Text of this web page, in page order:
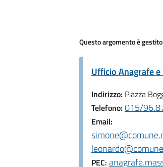
Questo argomento è
Ufficio Anagrafe
Indirizzo: Piazza
Telefono: 015/
Email:
PEC: